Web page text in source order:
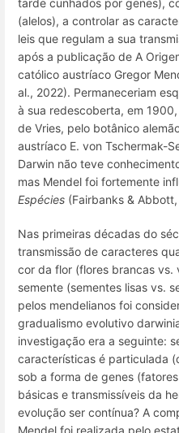
tarde cunhados por genes),
(alelos), a controlar as
leis que regulam a sua
após a publicação de A
católico austríaco Gregor
al., 2022). Permaneceriam
à sua redescoberta, em
de Vries, pelo botânico
austríaco E. von Tschermak-
Darwin não teve
mas Mendel foi fortemente
Espécies (Fairbanks &
Nas primeiras décadas do
transmissão de caracteres
cor da flor (flores brancas vs.
semente (sementes lisas vs.
pelos mendelianos foi
gradualismo evolutivo
investigação era a seguinte:
características é particulada
sob a forma de genes
básicas e transmissíveis da
evolução ser contínua? A
Mendel foi realizada pelo